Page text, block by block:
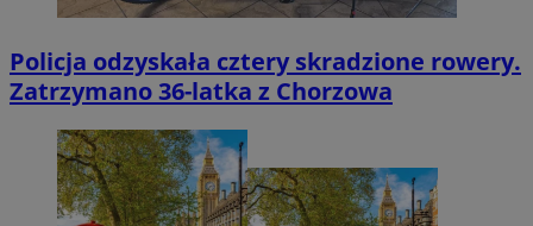
Policja odzyskała cztery skradzione rowery.
Zatrzymano 36-latka z Chorzowa